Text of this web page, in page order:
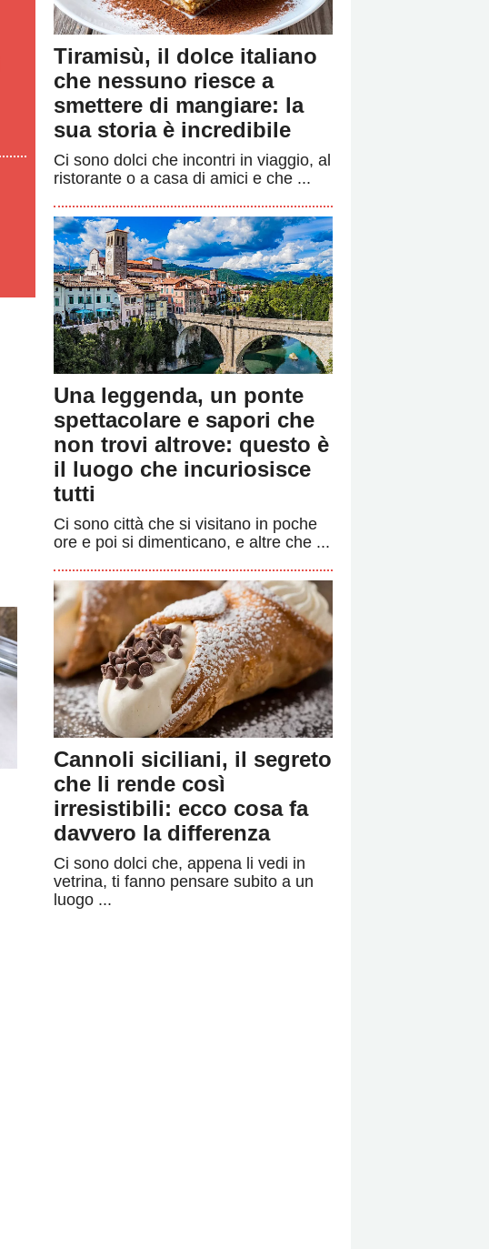
Tiramisù, il dolce italiano
che nessuno riesce a
smettere di mangiare: la
sua storia è incredibile
Ci sono dolci che incontri in viaggio, al
ristorante o a casa di amici e che ...
Una leggenda, un ponte
spettacolare e sapori che
non trovi altrove: questo è
il luogo che incuriosisce
tutti
Ci sono città che si visitano in poche
ore e poi si dimenticano, e altre che ...
Cannoli siciliani, il segreto
che li rende così
irresistibili: ecco cosa fa
davvero la differenza
Ci sono dolci che, appena li vedi in
vetrina, ti fanno pensare subito a un
luogo ...